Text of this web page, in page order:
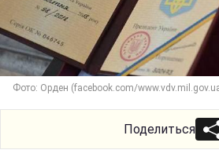
Фото: Орден (facebook.com/
Поделиться